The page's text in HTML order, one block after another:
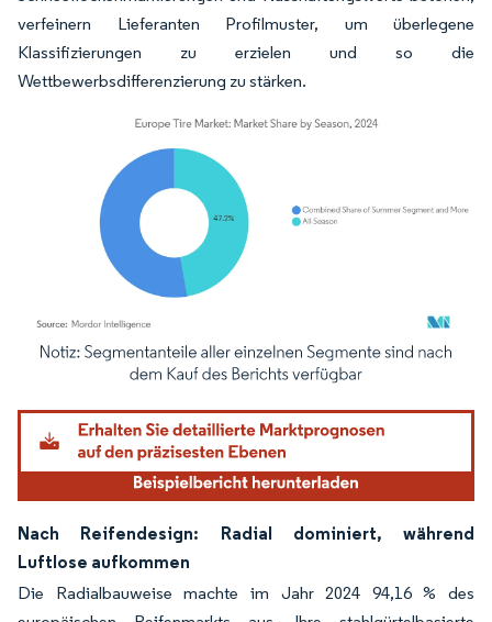
verfeinern Lieferanten Profilmuster, um überlegene
Klassifizierungen zu erzielen und so die
Wettbewerbsdifferenzierung zu stärken.
Bild © Mordor Intelligence. Wiederverwendung erfordert Namensnennung
Nach Reifendesign: Radial dominiert, während
Luftlose aufkommen
Die Radialbauweise machte im Jahr 2024 94,16 % des